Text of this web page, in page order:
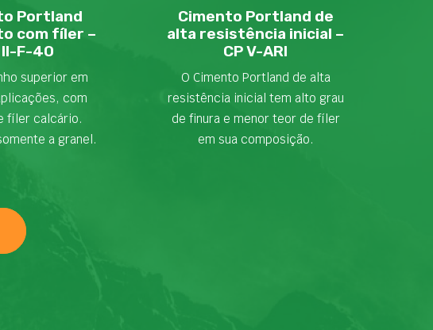
Portland
com fíler –
II-F-40
superior em
com
fíler calcário.
a granel.
Cimento Portland de
alta resistência inicial –
CP V-ARI
O Cimento Portland de alta
resistência inicial tem alto grau
de finura e menor teor de fíler
em sua composição.